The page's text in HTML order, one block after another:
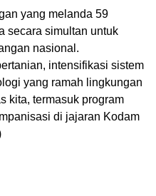
yang melanda 59
secara simultan untuk
nasional.
intensifikasi sistem
yang ramah lingkungan
kita, termasuk program
di jajaran Kodam